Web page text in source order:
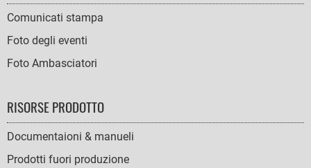
Comunicati stampa
Foto degli eventi
Foto Ambasciatori
RISORSE PRODOTTO
Documentaioni & manueli
Prodotti fuori produzione